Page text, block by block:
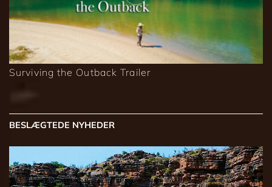
Surviving the Outback Trailer
BESLÆGTEDE NYHEDER